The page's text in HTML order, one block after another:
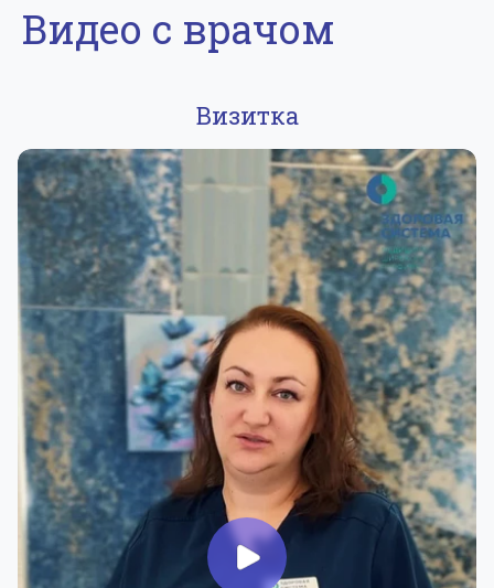
Видео с врачом
Визитка